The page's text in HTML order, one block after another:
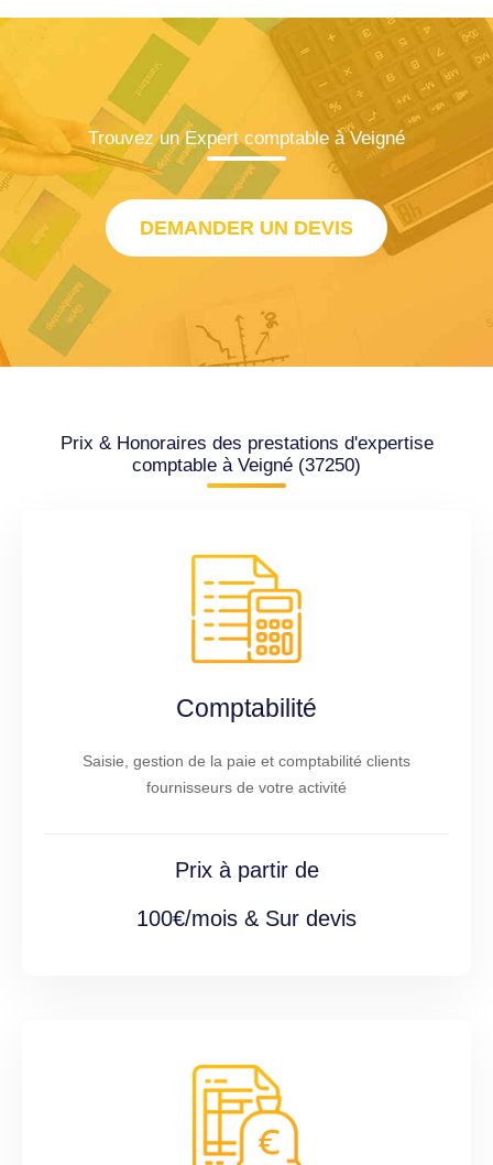
Trouvez un Expert comptable à Veigné
DEMANDER UN DEVIS
Prix & Honoraires des prestations d'expertise
comptable à Veigné (37250)
Comptabilité
Saisie, gestion de la paie et comptabilité clients
fournisseurs de votre activité
Prix à partir de
100€/mois & Sur devis